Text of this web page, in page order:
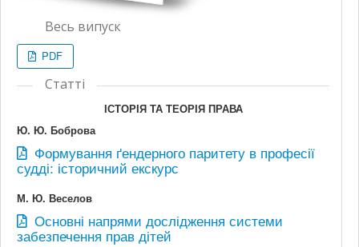
Весь випуск
PDF
Статті
ІСТОРІЯ ТА ТЕОРІЯ ПРАВА
Ю. Ю. Боброва
Формування ґендерного паритету в професії
судді: історичний екскурс
М. Ю. Веселов
Основні напрями дослідження системи
забезпечення прав дітей